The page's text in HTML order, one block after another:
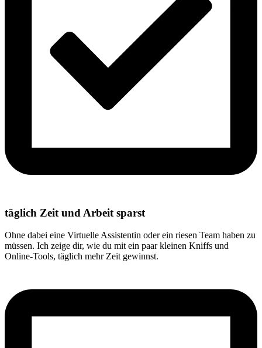
täglich Zeit und Arbeit sparst
Ohne dabei eine Virtuelle Assistentin oder ein riesen Team haben zu
müssen. Ich zeige dir, wie du mit ein paar kleinen Kniffs und
Online-Tools, täglich mehr Zeit gewinnst.